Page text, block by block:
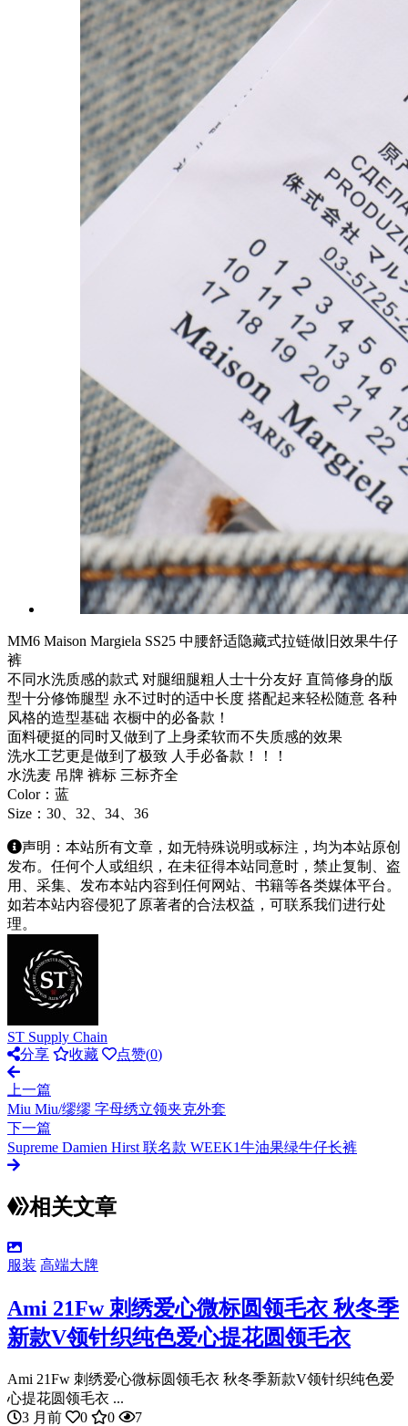
MM6 Maison Margiela SS25 中腰舒适隐藏式拉链做旧效果牛仔
裤
不同水洗质感的款式 对腿细腿粗人士十分友好 直筒修身的版
型十分修饰腿型 永不过时的适中长度 搭配起来轻松随意 各种
风格的造型基础 衣橱中的必备款！
面料硬挺的同时又做到了上身柔软而不失质感的效果
洗水工艺更是做到了极致 人手必备款！！！
水洗麦 吊牌 裤标 三标齐全
Color：蓝
Size：30、32、34、36
声明：本站所有文章，如无特殊说明或标注，均为本站原创
发布。任何个人或组织，在未征得本站同意时，禁止复制、盗
用、采集、发布本站内容到任何网站、书籍等各类媒体平台。
如若本站内容侵犯了原著者的合法权益，可联系我们进行处
理。
ST Supply Chain
分享
收藏 点赞(0)
上一篇
Miu Miu/缪缪 字母绣立领夹克外套
下一篇
Supreme Damien Hirst 联名款 WEEK1牛油果绿牛仔长裤
相关文章
服装 高端大牌
Ami 21Fw 刺绣爱心微标圆领毛衣 秋冬季
新款V领针织纯色爱心提花圆领毛衣
Ami 21Fw 刺绣爱心微标圆领毛衣 秋冬季新款V领针织纯色爱
心提花圆领毛衣 ...
3 月前
0 0 7